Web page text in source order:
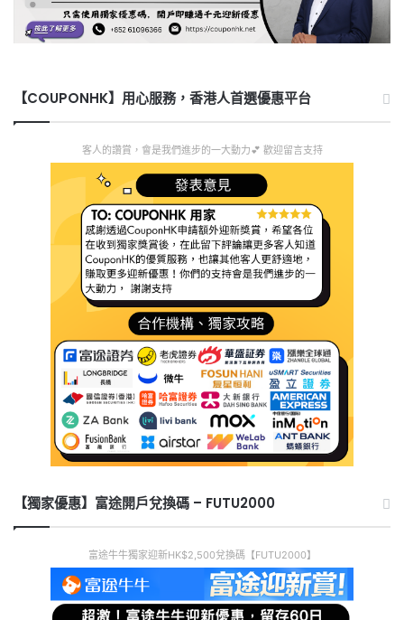
【COUPONHK】用心服務，香港人首選優惠平台
客人的讚賞，會是我們進步的一大動力💕 歡迎留言支持
【獨家優惠】富途開戶兌換碼 – FUTU2000
富途牛牛獨家迎新HK$2,500兌換碼【FUTU2000】